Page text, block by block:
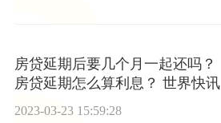
房贷延期后要几个月一起还吗？
房贷延期怎么算利息？ 世界快讯
2023-03-23 15:59:28